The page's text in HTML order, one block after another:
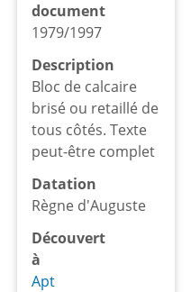
document
1979/1997
Description
Bloc de calcaire
brisé ou retaillé de
tous côtés. Texte
peut-être complet
Datation
Règne d'Auguste
Découvert
à
Apt